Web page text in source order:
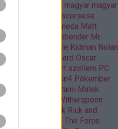
mads mikkelsen magyar magyar
martin scorsese
mass effect andromeda Matt
mese Michael Fassbender Mr.
Nicole Kidman Nolan
Orson Scott Card Oscar
Páncélba zárt szellem PC
playstation4 Pókember
Quentin Tarantino
Rami Malek
One
Reese Witherspoon
retro filmek Rick and
Scott
Road to The Force